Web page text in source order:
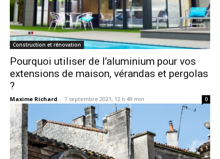
Construction et rénovation
Pourquoi utiliser de l’aluminium pour vos
extensions de maison, vérandas et pergolas
?
Maxime Richard - 7 septembre 2021, 12 h 49 min 0